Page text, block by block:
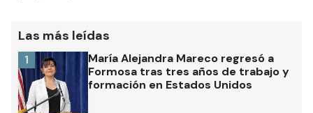
Las más leídas
María Alejandra Mareco regresó a
Formosa tras tres años de trabajo y
formación en Estados Unidos
1